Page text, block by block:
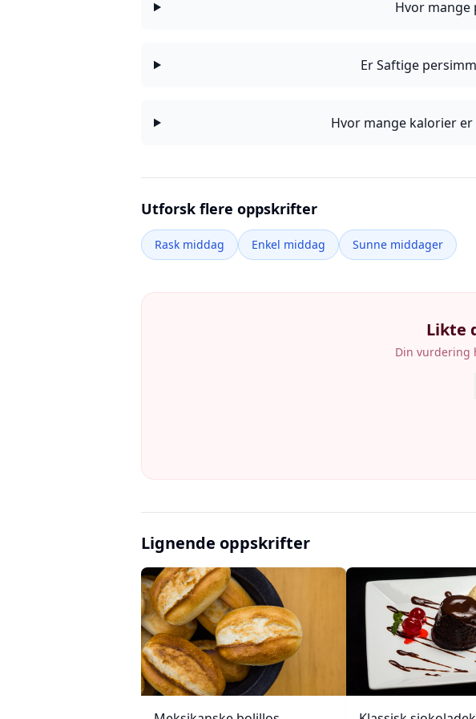
Hvor
Er Saftige
Hvor mange kalorier
Utforsk flere oppskrifter
Rask middag Enkel middag Sunne middager
Likte
Din vurdering
Lignende oppskrifter